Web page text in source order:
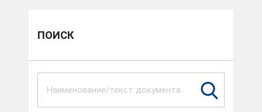
ПОИСК